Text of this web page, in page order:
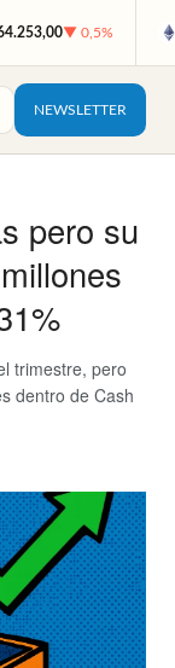
▼ 0,5%
NEWSLETTER
pero su
trimestre, pero
dentro de Cash